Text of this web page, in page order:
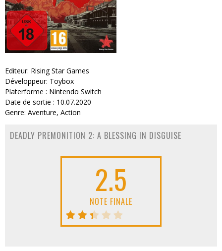
Editeur: Rising Star Games
Développeur: Toybox
Platerforme : Nintendo Switch
Date de sortie : 10.07.2020
Genre: Aventure, Action
DEADLY PREMONITION 2: A BLESSING IN DISGUISE
2.5
NOTE FINALE